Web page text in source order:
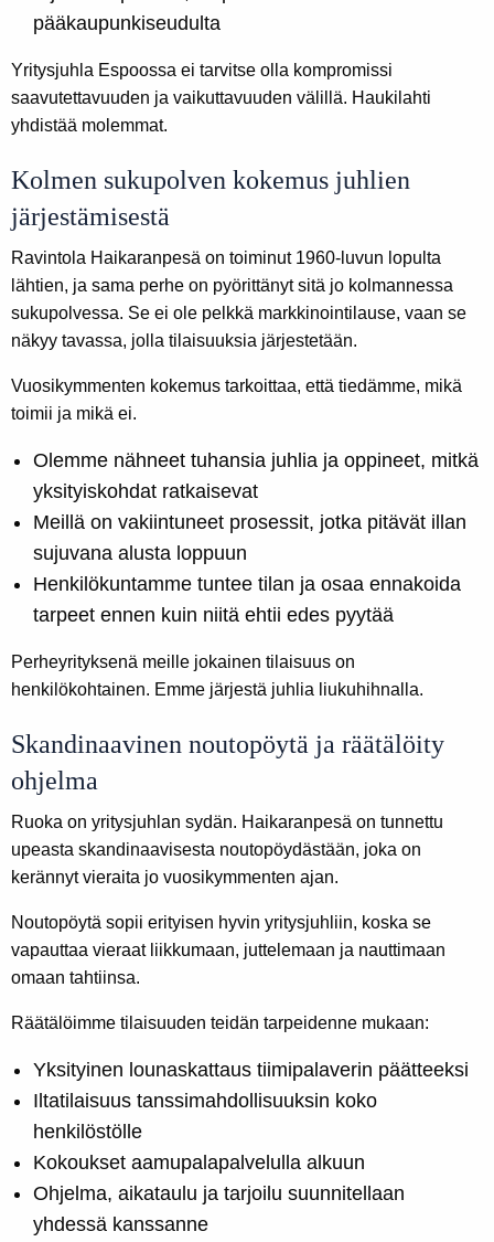
pääkaupunkiseudulta
Yritysjuhla Espoossa ei tarvitse olla kompromissi
saavutettavuuden ja vaikuttavuuden välillä. Haukilahti
yhdistää molemmat.
Kolmen sukupolven kokemus juhlien
järjestämisestä
Ravintola Haikaranpesä on toiminut 1960-luvun lopulta
lähtien, ja sama perhe on pyörittänyt sitä jo kolmannessa
sukupolvessa. Se ei ole pelkkä markkinointilause, vaan se
näkyy tavassa, jolla tilaisuuksia järjestetään.
Vuosikymmenten kokemus tarkoittaa, että tiedämme, mikä
toimii ja mikä ei.
Olemme nähneet tuhansia juhlia ja oppineet, mitkä
yksityiskohdat ratkaisevat
Meillä on vakiintuneet prosessit, jotka pitävät illan
sujuvana alusta loppuun
Henkilökuntamme tuntee tilan ja osaa ennakoida
tarpeet ennen kuin niitä ehtii edes pyytää
Perheyrityksenä meille jokainen tilaisuus on
henkilökohtainen. Emme järjestä juhlia liukuhihnalla.
Skandinaavinen noutopöytä ja räätälöity
ohjelma
Ruoka on yritysjuhlan sydän. Haikaranpesä on tunnettu
upeasta skandinaavisesta noutopöydästään, joka on
kerännyt vieraita jo vuosikymmenten ajan.
Noutopöytä sopii erityisen hyvin yritysjuhliin, koska se
vapauttaa vieraat liikkumaan, juttelemaan ja nauttimaan
omaan tahtiinsa.
Räätälöimme tilaisuuden teidän tarpeidenne mukaan:
Yksityinen lounaskattaus tiimipalaverin päätteeksi
Iltatilaisuus tanssimahdollisuuksin koko
henkilöstölle
Kokoukset aamupalapalvelulla alkuun
Ohjelma, aikataulu ja tarjoilu suunnitellaan
yhdessä kanssanne